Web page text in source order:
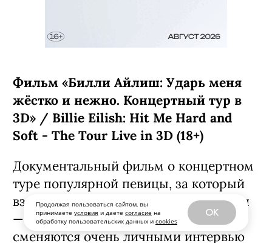
Продолжая пользоваться сайтом, вы
принимаете условия и даете согласие на
обработку пользовательских данных и cookies
OK
Фильм «Билли Айлиш: Ударь меня
жёстко и нежно. Концертный тур в
3D» / Billie Eilish: Hit Me Hard and
Soft - The Tour Live in 3D (18+)
Документальный фильм о концертном
туре популярной певицы, за который
взялся легендарный Джеймс Кэмерон
— записи выступлений в нем
сменяются очень личными интервью